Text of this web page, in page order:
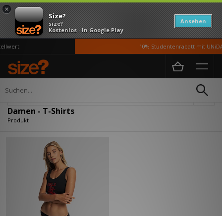
×
Size?
size?
Kostenlos - In Google Play
Ansehen
10% Studentenrabatt mit
Home Damen
Damen - T-Shirts
Produkt